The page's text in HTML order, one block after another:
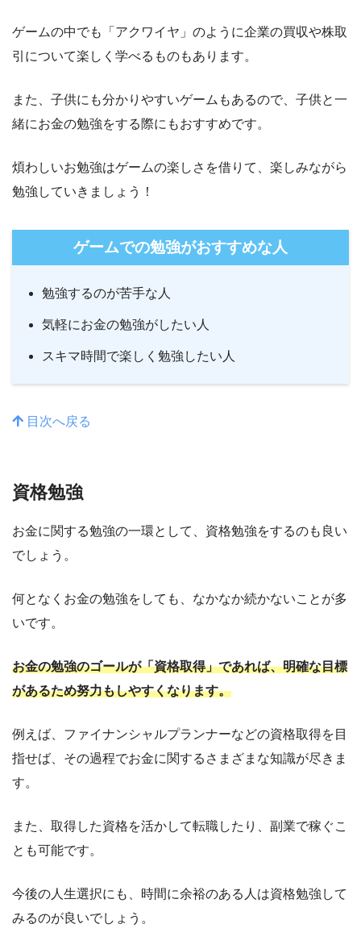
ゲームの中でも「アクワイヤ」のように企業の買収や株取
引について楽しく学べるものもあります。
また、子供にも分かりやすいゲームもあるので、子供と一
緒にお金の勉強をする際にもおすすめです。
煩わしいお勉強はゲームの楽しさを借りて、楽しみながら
勉強していきましょう！
ゲームでの勉強がおすすめな人
勉強するのが苦手な人
気軽にお金の勉強がしたい人
スキマ時間で楽しく勉強したい人
目次へ戻る
資格勉強
お金に関する勉強の一環として、資格勉強をするのも良い
でしょう。
何となくお金の勉強をしても、なかなか続かないことが多
いです。
お金の勉強のゴールが「資格取得」であれば、明確な目標
があるため努力もしやすくなります。
例えば、ファイナンシャルプランナーなどの資格取得を目
指せば、その過程でお金に関するさまざまな知識が尽きま
す。
また、取得した資格を活かして転職したり、副業で稼ぐこ
とも可能です。
今後の人生選択にも、時間に余裕のある人は資格勉強して
みるのが良いでしょう。